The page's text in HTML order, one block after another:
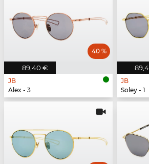
89,40 €
40 %
JB
Alex - 3
JB
Soley - 1